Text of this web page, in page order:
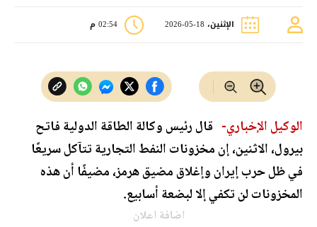
الإثنين، 18-05-2026 02:54 م
الوكيل الإخباري- قال رئيس وكالة الطاقة الدولية فاتح
بيرول، الاثنين، إن مخزونات النفط التجارية تتآكل سريعًا
في ظل حرب إيران وإغلاق مضيق هرمز، مضيفًا أن هذه
المخزونات لن تكفي إلا لبضعة أسابيع.
اضافة اعلان